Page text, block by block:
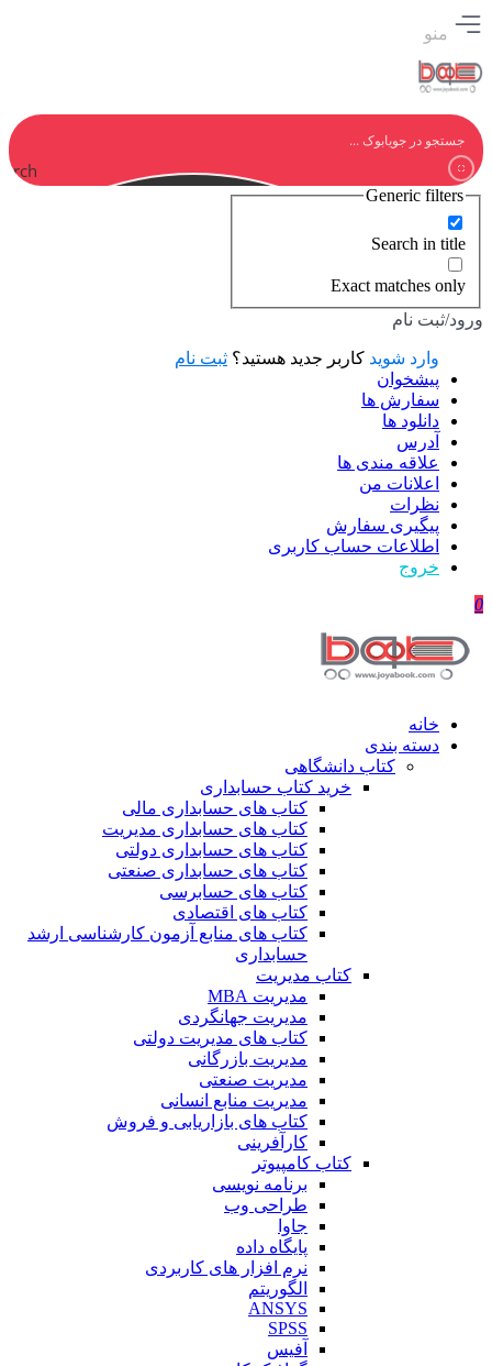
منو
Generic filters
Search in title
Exact matches only
ورود/ثبت نام
وارد شوید کاربر جدید هستید؟ ثبت نام
پیشخوان
سفارش ها
دانلود ها
آدرس
علاقه مندی ها
اعلانات من
نظرات
پیگیری سفارش
اطلاعات حساب كاربری
خروج
0
خانه
دسته بندی
کتاب دانشگاهی
خرید کتاب حسابداری
کتاب های حسابداری مالی
کتاب های حسابداری مدیریت
کتاب های حسابداری دولتی
کتاب های حسابداری صنعتی
کتاب های حسابرسی
کتاب های اقتصادی
کتاب های منابع آزمون کارشناسی ارشد
حسابداری
کتاب مدیریت
مدیریت MBA
مدیریت جهانگردی
کتاب های مدیریت دولتی
مدیریت بازرگانی
مدیریت صنعتی
مدیریت منابع انسانی
کتاب های بازاریابی و فروش
کارآفرینی
کتاب کامپیوتر
برنامه نویسی
طراحی وب
جاوا
پایگاه داده
نرم افزار های کاربردی
الگوریتم
ANSYS
SPSS
آفیس